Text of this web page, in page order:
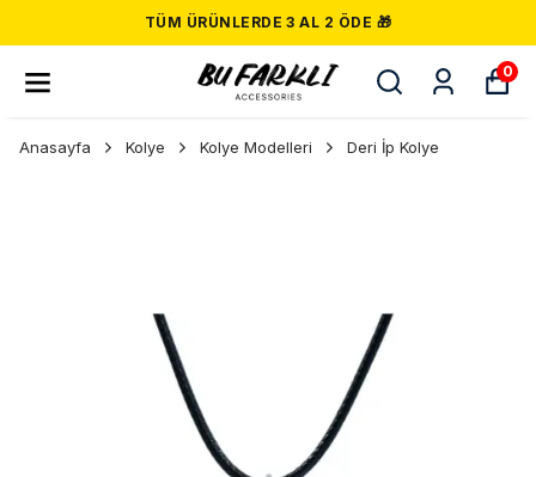
TÜM ÜRÜNLERDE 3 AL 2 ÖDE 🎁
0
Anasayfa Kolye Kolye Modelleri Deri İp Kolye